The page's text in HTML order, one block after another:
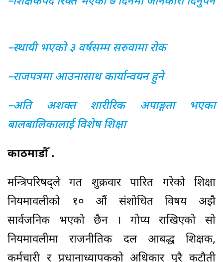
–स्थायी भएको ३ वर्षसम्म सरुवामा रोक
–राजपत्रमा आउनासाथ कार्यान्वयन हुने
–अति अशक्त शारीरिक अपाङ्गता भएका
बालबालिकालाई विशेष शिक्षा
काठमाडौँ .
मन्त्रिपरिषद्ले गत शुक्रवार पारित गरेको शिक्षा
नियमावलीको १० औं संशोधित विषय अझै
सार्वजनिक भएको छैन । गोप्य राखिएको सो
नियमावलीमा राजनीतिक दल आबद्ध शिक्षक,
कर्मचारी र प्रधानाध्यापकको अधिकार पुरै कटौती